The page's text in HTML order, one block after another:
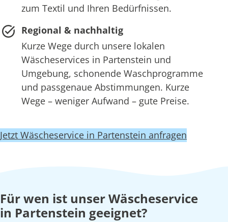
zum Textil und Ihren Bedürfnissen.
Regional & nachhaltig
Kurze Wege durch unsere lokalen
Wäscheservices in Partenstein und
Umgebung, schonende Waschprogramme
und passgenaue Abstimmungen. Kurze
Wege – weniger Aufwand – gute Preise.
Jetzt Wäscheservice in Partenstein anfragen
Für wen ist unser Wäscheservice
in Partenstein geeignet?